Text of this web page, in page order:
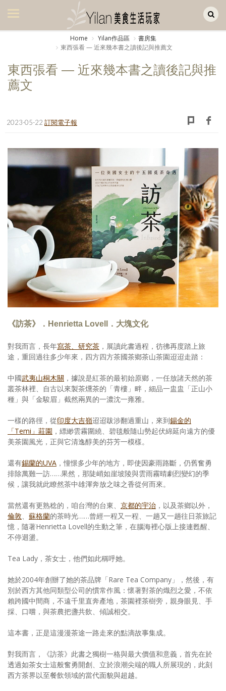
美食集
廚房集
旅遊集
書房集
享樂隨手拍
照相簿
創意出版服務
歷史區
關於Yilan
個人著作
活動實況記錄
媒體報導一覽
合作與代言
訂閱電子報
Home Yilan作品區
書房集
東西張看 — 近來幾本書之讀後記與推薦文
東西張看 — 近來幾本書之讀後記與推
薦文
2023-05-22 訂閱電子報
《訪茶》．Henrietta Lovell．大塊文化
對我而言，長年寫茶、研究茶 ，展讀此書過程，彷彿再度踏上旅
途，重回過往多少年來，四方四方茶國茶鄉茶山茶園迢迢走踏：
中國武夷山桐木關 ，據說是紅茶的最初始原鄉，一任放諸天然的茶
叢茶林裡、自古以來製茶燻茶的「青樓」畔，細品一盅盅「正山小
種」與「金駿眉」截然兩異的一濃沈一雍雅。
一樣的路徑，從印度大吉嶺迢迢跋涉翻過重山，來到錫金的
「Temi」莊園 ，縹緲雲霧圍繞、碧毯般隨山勢起伏綿延向遠方的優
美茶園風光，正與它清逸醇美的芬芳一模樣。
還有錫蘭的UVA ，憧憬多少年的地方，即使因豪雨路斷，仍舊奮勇
排除萬難一訪……果然，那陡峭如崖坡陵與雲雨霧晴劇烈變幻的季
候，讓我就此瞭然茶中雄渾奔放之味之香從何而來。
當然還有更熟稔的，咱台灣的台東、 京都的宇治 ，以及茶鄉以外，
倫敦、 蘇格蘭的茶時光……曾經一程又一程、一趟又一趟往日茶旅記
憶，隨著Henrietta Lovell的生動之筆，在腦海裡心版上接連甦醒、
不停迴盪。
Tea Lady，茶女士，他們如此稱呼她。
她於2004年創辦了她的茶品牌「Rare Tea Company」，然後，有
別於西方其他同類型公司的慣常作風：懷著對茶的熾烈之愛，不依
賴跨國中間商，不遠千里直奔產地，茶園裡茶樹旁，親身眼見、手
採、口嚐，與茶農把盞共飲、傾誠相交。
這本書，正是這漫漫茶途一路走來的點滴故事集成。
對我而言，《訪茶》此書之獨樹一格與最大價值和意義，首先在於
透過如茶女士這般奮勇開創、立於浪潮尖端的職人所展現的，此刻
西方茶界以至餐飲領域的當代面貌與超越。